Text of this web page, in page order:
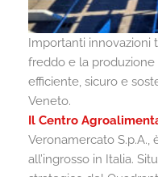
Importanti innovazioni
freddo e la
efficiente, sicuro e
Veneto.
Il Centro
Veronamercato S.p.A.,
all’ingrosso in Italia.